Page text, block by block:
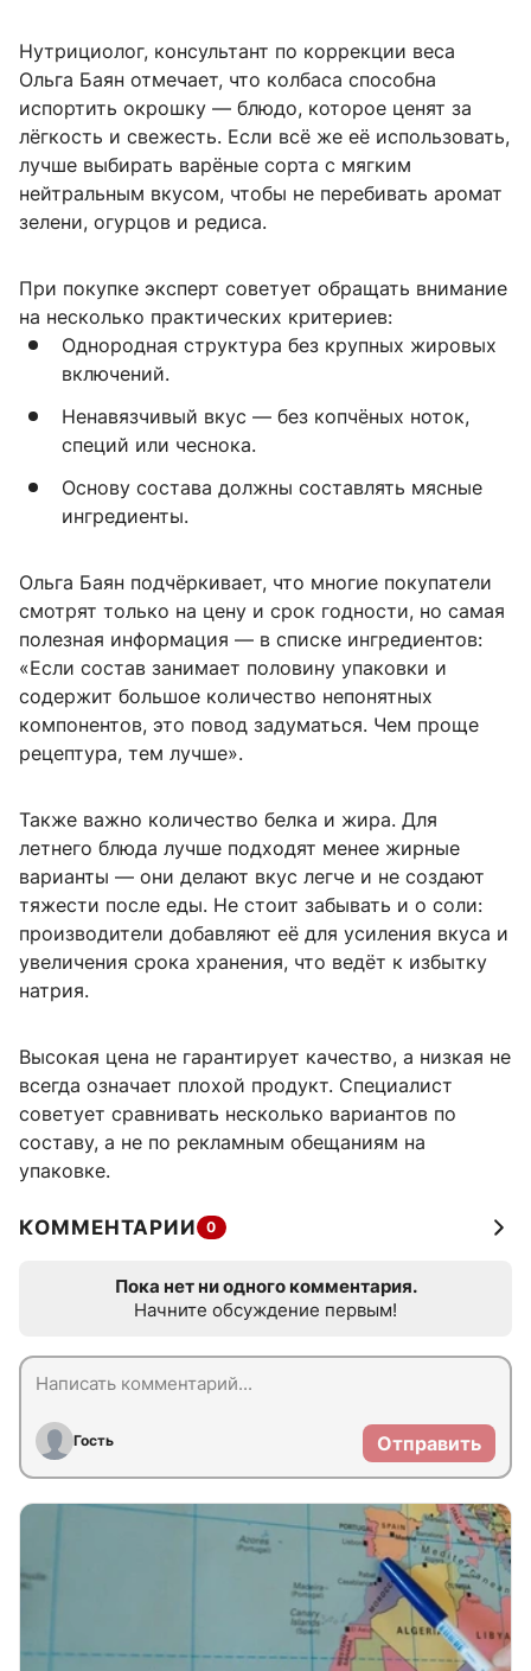
Нутрициолог, консультант по коррекции веса
Ольга Баян отмечает, что колбаса способна
испортить окрошку — блюдо, которое ценят за
лёгкость и свежесть. Если всё же её использовать,
лучше выбирать варёные сорта с мягким
нейтральным вкусом, чтобы не перебивать аромат
зелени, огурцов и редиса.
При покупке эксперт советует обращать внимание
на несколько практических критериев:
Однородная структура без крупных жировых
включений.
Ненавязчивый вкус — без копчёных ноток,
специй или чеснока.
Основу состава должны составлять мясные
ингредиенты.
Ольга Баян подчёркивает, что многие покупатели
смотрят только на цену и срок годности, но самая
полезная информация — в списке ингредиентов:
«Если состав занимает половину упаковки и
содержит большое количество непонятных
компонентов, это повод задуматься. Чем проще
рецептура, тем лучше».
Также важно количество белка и жира. Для
летнего блюда лучше подходят менее жирные
варианты — они делают вкус легче и не создают
тяжести после еды. Не стоит забывать и о соли:
производители добавляют её для усиления вкуса и
увеличения срока хранения, что ведёт к избытку
натрия.
Высокая цена не гарантирует качество, а низкая не
всегда означает плохой продукт. Специалист
советует сравнивать несколько вариантов по
составу, а не по рекламным обещаниям на
упаковке.
КОММЕНТАРИИ 0
Пока нет ни одного комментария.
Начните обсуждение первым!
Гость Отправить